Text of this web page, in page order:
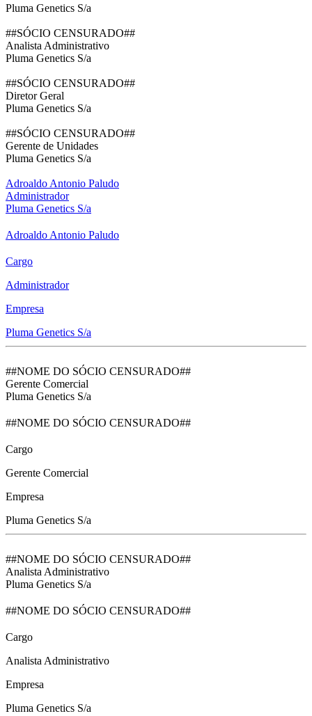
Pluma Genetics S/a
##SÓCIO CENSURADO##
Analista Administrativo
Pluma Genetics S/a
##SÓCIO CENSURADO##
Diretor Geral
Pluma Genetics S/a
##SÓCIO CENSURADO##
Gerente de Unidades
Pluma Genetics S/a
Adroaldo Antonio Paludo
Administrador
Pluma Genetics S/a
Adroaldo Antonio Paludo
Cargo
Administrador
Empresa
Pluma Genetics S/a
##NOME DO SÓCIO CENSURADO##
Gerente Comercial
Pluma Genetics S/a
##NOME DO SÓCIO CENSURADO##
Cargo
Gerente Comercial
Empresa
Pluma Genetics S/a
##NOME DO SÓCIO CENSURADO##
Analista Administrativo
Pluma Genetics S/a
##NOME DO SÓCIO CENSURADO##
Cargo
Analista Administrativo
Empresa
Pluma Genetics S/a